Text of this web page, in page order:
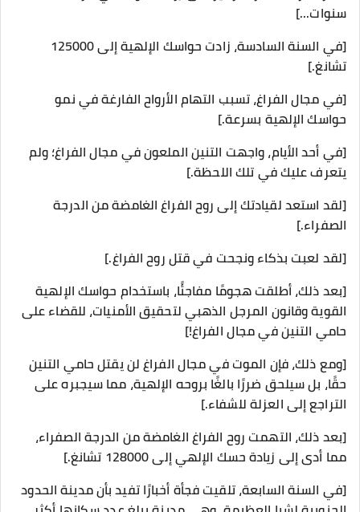
سنوات...]
[في السنة السادسة، زادت حواسك الإلهية إلى 125000
تشانغ.]
[في مجال الفراغ، تسبب التهام الأرواح الفارغة في نمو
حواسك الإلهية بسرعة.]
[في أحد الأيام، واجهت التنين الملعون في مجال الفراغ؛ ولم
يتعرف عليك في تلك اللحظة.]
[لقد استعد لقيادتك إلى روح الفراغ الغامضة من الدرجة
الصفراء.]
[لقد لعبت بذكاء ونجحت في قتل روح الفراغ.]
[بعد ذلك، أطلقت هجومًا مفاجئًا، باستخدام حواسك الإلهية
القوية وقانون المرجل الذهبي لتحقيق الأمنيات، للقضاء على
حامي التنين في مجال الفراغ!]
[ومع ذلك، فإن الموت في مجال الفراغ لن يقتل حامي التنين
حقًا، بل سيلحق ضررًا بالغًا بروحه الإلهية، مما سيجبره على
التراجع إلى العزلة للشفاء.]
[بعد ذلك، التهمت روح الفراغ الغامضة من الدرجة الصفراء،
مما أدى إلى زيادة حسك الإلهي إلى 128000 تشانغ.]
[في السنة السابعة، تلقيت فجأة أخبارًا تفيد بأن مدينة الحدود